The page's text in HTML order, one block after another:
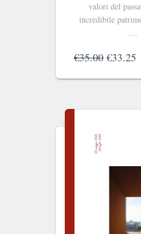
valori del
incredibile
…
€35.00 Il
€35.00.
€33.25